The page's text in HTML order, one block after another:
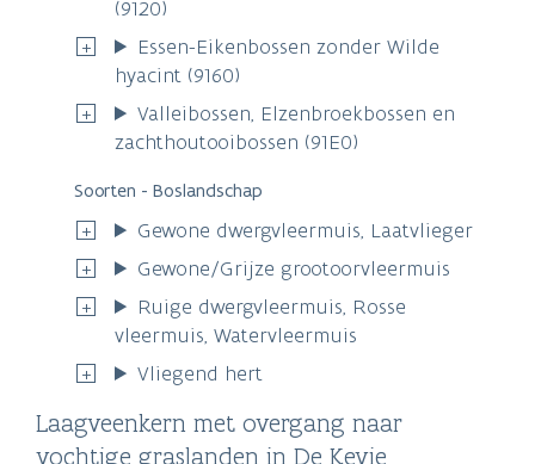
(9120)
Essen-Eikenbossen zonder Wilde
hyacint (9160)
Valleibossen, Elzenbroekbossen en
zachthoutooibossen (91E0)
Soorten - Boslandschap
Gewone dwergvleermuis, Laatvlieger
Gewone/Grijze grootoorvleermuis
Ruige dwergvleermuis, Rosse
vleermuis, Watervleermuis
Vliegend hert
Laagveenkern met overgang naar
vochtige graslanden in De Kevie